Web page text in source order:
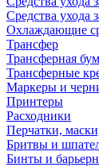
Средства ухода
Охлаждающие
Трансфер
Трансферная
Трансферные
Маркеры и
Принтеры
Расходники
Перчатки,
Бритвы и
Бинты и